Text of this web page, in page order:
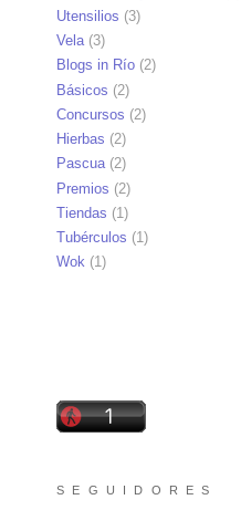
Utensilios (3)
Vela(3)
Blogs in Río (2)
Básicos (2)
Concursos (2)
Hierbas (2)
Pascua(2)
Premios (2)
Tiendas (1)
Tubérculos (1)
Wok (1)
S E G U I D O R E S